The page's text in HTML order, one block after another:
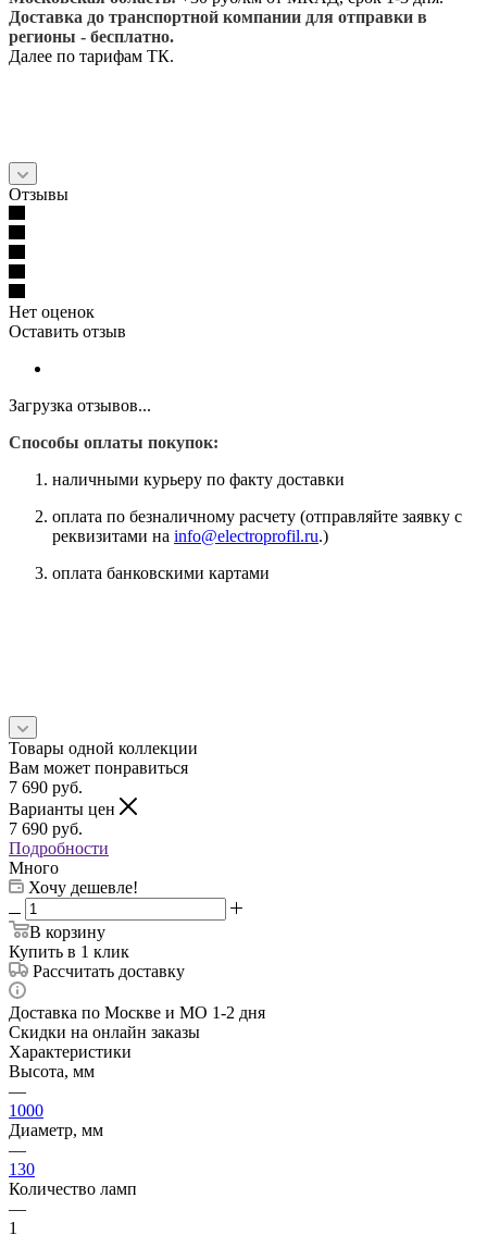
Доставка до транспортной компании для отправки в
регионы - бесплатно.
Далее по тарифам ТК.
Отзывы
Нет оценок
Оставить отзыв
Загрузка отзывов...
Способы оплаты покупок:
наличными курьеру по факту доставки
оплата по безналичному расчету (отправляйте заявку с
реквизитами на info@electroprofil.ru.)
оплата банковскими картами
Товары одной коллекции
Вам может понравиться
7 690 руб.
Варианты цен
7 690 руб.
Подробности
Много
Хочу дешевле!
В корзину
Купить в 1 клик
Рассчитать доставку
Доставка по Москве и МО 1-2 дня
Скидки на онлайн заказы
Характеристики
Высота, мм
—
1000
Диаметр, мм
—
130
Количество ламп
—
1